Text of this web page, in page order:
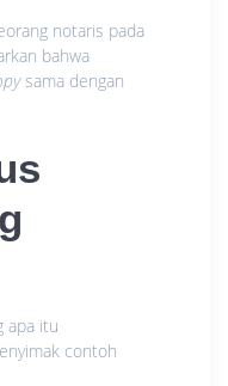
notaris pada
bahwa
sama dengan
apa itu
contoh